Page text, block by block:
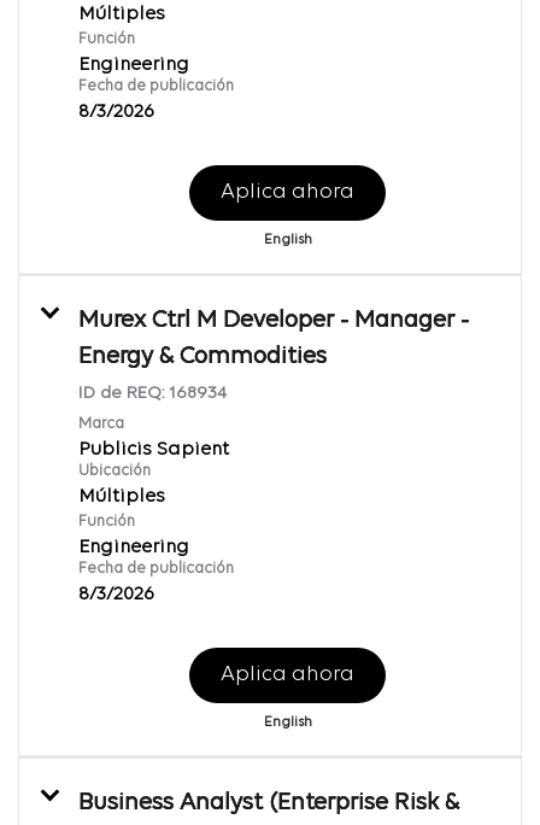
Múltiples
Función
Engineering
Fecha de publicación
8/3/2026
Aplica ahora
English
Murex Ctrl M Developer - Manager -
Energy & Commodities
ID de REQ: 168934
Marca
Publicis Sapient
Ubicación
Múltiples
Función
Engineering
Fecha de publicación
8/3/2026
Aplica ahora
English
Business Analyst (Enterprise Risk &